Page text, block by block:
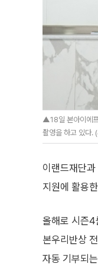
▲18일 본아이에프
촬영을 하고 있다.
이랜드재단
지원에 활용
올해로 시즌4
본우리반상
자동 기부되